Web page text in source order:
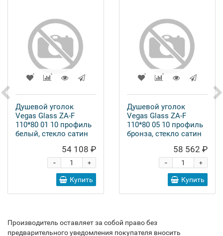
Душевой уголок
Vegas Glass ZA-F
110*80 01 10 профиль
белый, стекло сатин
54 108 ₽
+
-
Купить
Душевой уголок
Vegas Glass ZA-F
110*80 05 10 профиль
бронза, стекло сатин
58 562 ₽
+
-
Купить
Производитель оставляет за собой право без
предварительного уведомления покупателя вносить